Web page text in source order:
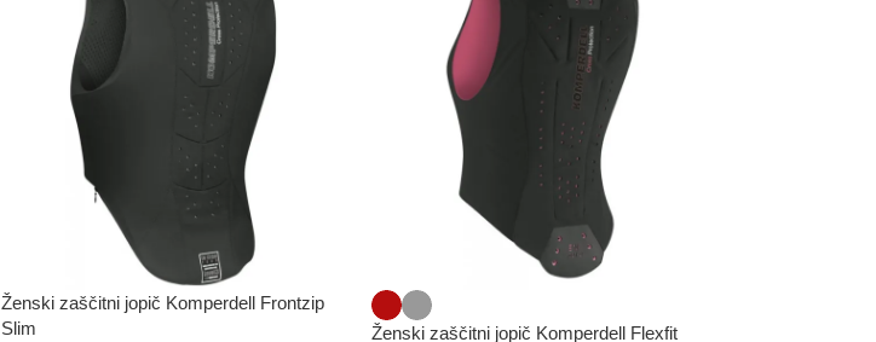
Ženski zaščitni jopič Komperdell Frontzip
Slim
Ženski zaščitni jopič Komperdell Flexfit